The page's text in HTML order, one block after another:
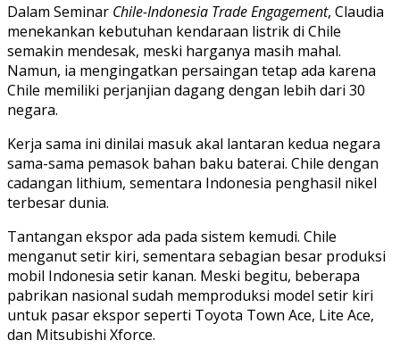
Dalam Seminar Chile-Indonesia Trade Engagement, Claudia
menekankan kebutuhan kendaraan listrik di Chile
semakin mendesak, meski harganya masih mahal.
Namun, ia mengingatkan persaingan tetap ada karena
Chile memiliki perjanjian dagang dengan lebih dari 30
negara.
Kerja sama ini dinilai masuk akal lantaran kedua negara
sama-sama pemasok bahan baku baterai. Chile dengan
cadangan lithium, sementara Indonesia penghasil nikel
terbesar dunia.
Tantangan ekspor ada pada sistem kemudi. Chile
menganut setir kiri, sementara sebagian besar produksi
mobil Indonesia setir kanan. Meski begitu, beberapa
pabrikan nasional sudah memproduksi model setir kiri
untuk pasar ekspor seperti Toyota Town Ace, Lite Ace,
dan Mitsubishi Xforce.